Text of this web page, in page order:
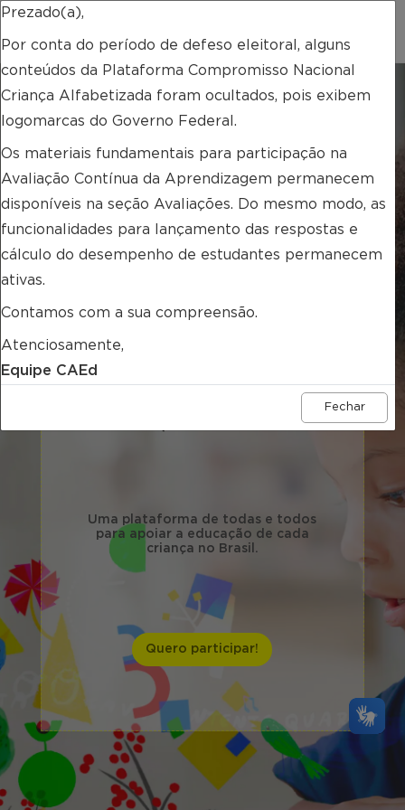
CRIANÇA ALFABETIZADA
Uma plataforma de todas e todos
para apoiar a educação de cada
criança no Brasil.
Quero participar!
Prezado(a),
Por conta do período de defeso eleitoral, alguns
conteúdos da Plataforma Compromisso Nacional
Criança Alfabetizada foram ocultados, pois exibem
logomarcas do Governo Federal.
Os materiais fundamentais para participação na
Avaliação Contínua da Aprendizagem permanecem
disponíveis na seção Avaliações. Do mesmo modo, as
funcionalidades para lançamento das respostas e
cálculo do desempenho de estudantes permanecem
ativas.
Contamos com a sua compreensão.
Atenciosamente,
Equipe CAEd
Fechar